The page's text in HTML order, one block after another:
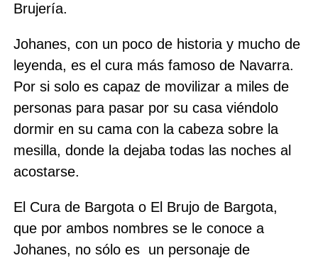
Brujería.
Johanes, con un poco de historia y mucho de
leyenda, es el cura más famoso de Navarra.
Por si solo es capaz de movilizar a miles de
personas para pasar por su casa viéndolo
dormir en su cama con la cabeza sobre la
mesilla, donde la dejaba todas las noches al
acostarse.
El Cura de Bargota o El Brujo de Bargota,
que por ambos nombres se le conoce a
Johanes, no sólo es
un personaje de